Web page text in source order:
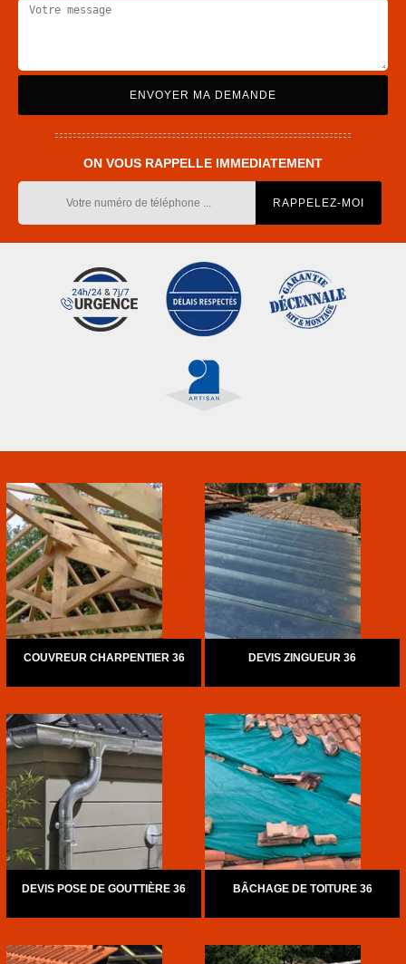
ON VOUS RAPPELLE IMMEDIATEMENT
COUVREUR CHARPENTIER 36 DEVIS ZINGUEUR 36
DEVIS POSE DE GOUTTIÈRE 36 BÂCHAGE DE TOITURE 36